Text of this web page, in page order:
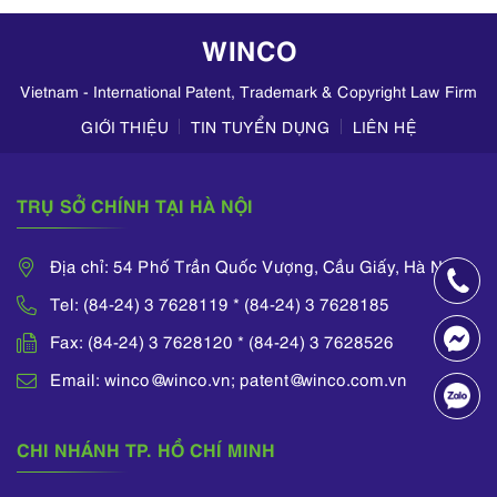
WINCO
Vietnam - International Patent, Trademark & Copyright Law Firm
GIỚI THIỆU
TIN TUYỂN DỤNG LIÊN HỆ
TRỤ SỞ CHÍNH TẠI HÀ NỘI
Địa chỉ: 54 Phố Trần Quốc Vượng, Cầu Giấy, Hà Nội
Tel: (84-24) 3 7628119 * (84-24) 3 7628185
Fax: (84-24) 3 7628120 * (84-24) 3 7628526
Email: winco@winco.vn; patent@winco.com.vn
CHI NHÁNH TP. HỒ CHÍ MINH